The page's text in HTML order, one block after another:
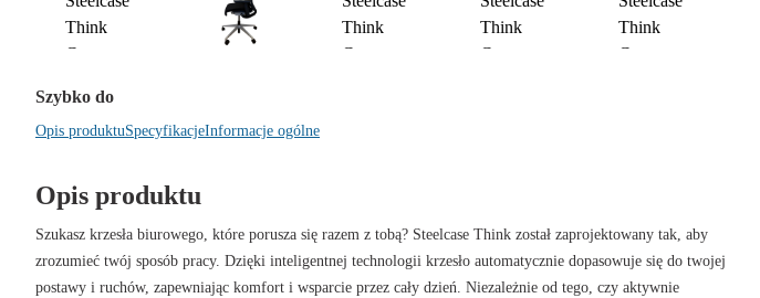
Szybko do
Opis produktuSpecyfikacjeInformacje ogólne
Opis produktu
Szukasz krzesła biurowego, które porusza się razem z tobą? Steelcase Think został zaprojektowany tak, aby
zrozumieć twój sposób pracy. Dzięki inteligentnej technologii krzesło automatycznie dopasowuje się do twojej
postawy i ruchów, zapewniając komfort i wsparcie przez cały dzień. Niezależnie od tego, czy aktywnie